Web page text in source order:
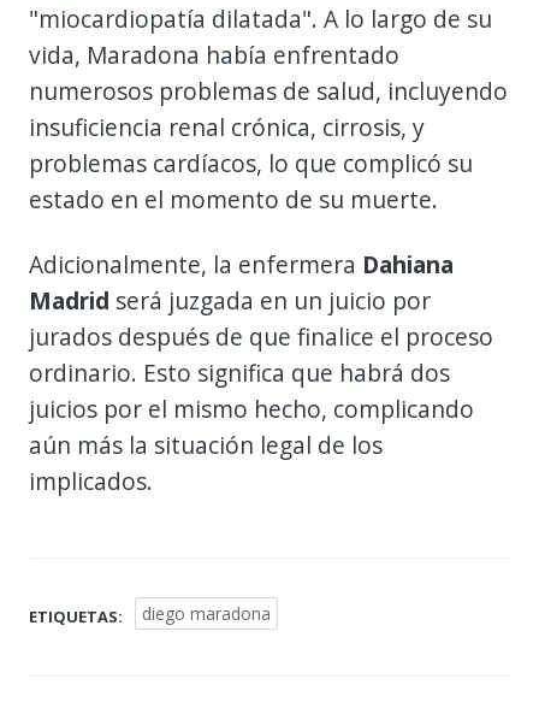
"miocardiopatía dilatada". A lo largo de su
vida, Maradona había enfrentado
numerosos problemas de salud, incluyendo
insuficiencia renal crónica, cirrosis, y
problemas cardíacos, lo que complicó su
estado en el momento de su muerte.
Adicionalmente, la enfermera Dahiana
Madrid será juzgada en un juicio por
jurados después de que finalice el proceso
ordinario. Esto significa que habrá dos
juicios por el mismo hecho, complicando
aún más la situación legal de los
implicados.
ETIQUETAS: diego maradona